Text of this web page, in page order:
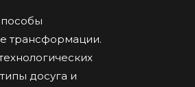
трансформации.
досуга и